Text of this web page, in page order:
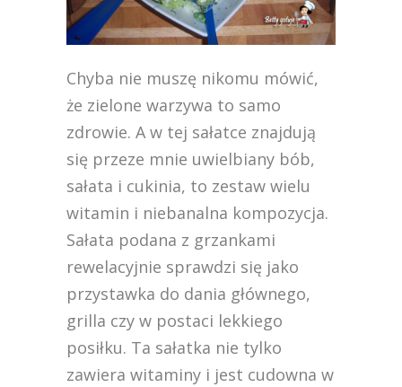
Chyba nie muszę nikomu mówić,
że zielone warzywa to samo
zdrowie. A w tej sałatce znajdują
się przeze mnie uwielbiany bób,
sałata i cukinia, to zestaw wielu
witamin i niebanalna kompozycja.
Sałata podana z grzankami
rewelacyjnie sprawdzi się jako
przystawka do dania głównego,
grilla czy w postaci lekkiego
posiłku. Ta sałatka nie tylko
zawiera witaminy i jest cudowna w